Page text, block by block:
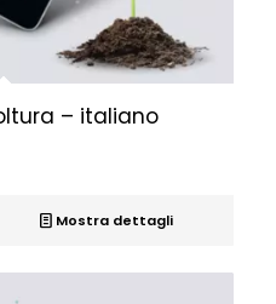
– italiano
Mostra dettagli